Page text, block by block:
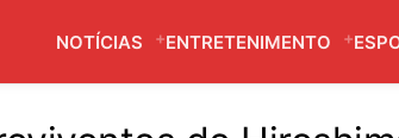
NOTÍCIAS ENTRETENIMENTO